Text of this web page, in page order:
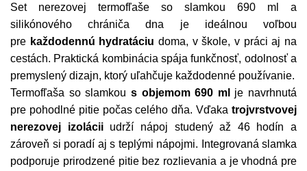
Set nerezovej termofľaše so slamkou 690 ml a
silikónového chrániča dna je ideálnou voľbou
pre každodennú hydratáciu doma, v škole, v práci aj na
cestách. Praktická kombinácia spája funkčnosť, odolnosť a
premyslený dizajn, ktorý uľahčuje každodenné používanie.
Termofľaša so slamkou s objemom 690 ml
je navrhnutá
pre pohodlné pitie počas celého dňa. Vďaka trojvrstvovej
nerezovej izoláciiudrží nápoj studený až 46 hodín a
zároveň si poradí aj s teplými nápojmi. Integrovaná slamka
podporuje prirodzené pitie bez rozlievania a je vhodná pre